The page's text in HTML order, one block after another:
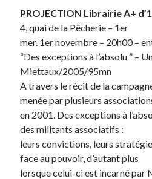
Geek
Green
Humeur
Lectures
Lyon
Lyon à Livre Ouvert
Mini-monsieur
Non classé
Parole de Follower
Patchwork
Photos
Post inutile
PROJECTION Librairie A+
4, quai de la Pêcherie – 1er
mer. 1er novembre – 20h00 –
“Des exceptions à l’absolu ” –
Miettaux/2005/95mn
A travers le récit de la
menée par plusieurs
en 2001. Des exceptions à
des militants associatifs :
leurs convictions, leurs
face au pouvoir, d’autant plus
lorsque celui-ci est incarné par